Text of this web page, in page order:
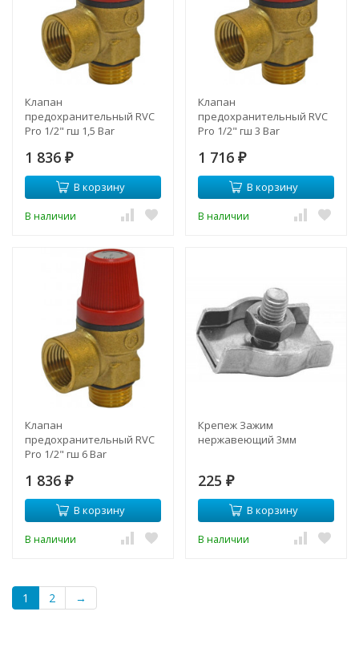
Клапан
предохранительный RVC
Pro 1/2" гш 1,5 Bar
1 836 ₽
В корзину
В наличии
Клапан
предохранительный RVC
Pro 1/2" гш 3 Bar
1 716 ₽
В корзину
В наличии
Клапан
предохранительный RVC
Pro 1/2" гш 6 Bar
1 836 ₽
В корзину
В наличии
Крепеж Зажим
нержавеющий 3мм
225 ₽
В корзину
В наличии
1 2 →